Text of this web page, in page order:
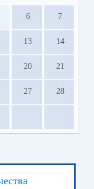
6 7
13 14
20 21
27 28